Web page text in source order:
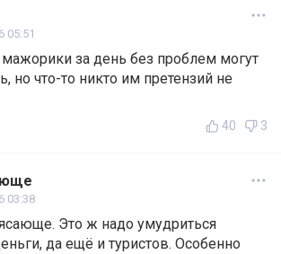
05:51
за день без проблем могут
но что-то никто им претензий не
40 3
03:38
Это ж надо умудриться
да ещё и туристов. Особенно